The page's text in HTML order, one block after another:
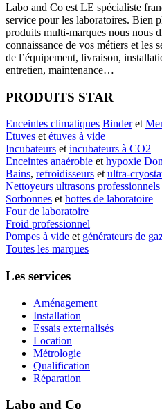
Labo and Co est LE spécialiste
service pour les laboratoires. Bien
produits multi-marques nous nous
connaissance de vos métiers et les
de l’équipement, livraison,
entretien, maintenance…
PRODUITS STAR
Enceintes climatiques Binderet
Etuves et étuves à vide
Incubateurs et incubateurs à CO2
Enceintes anaérobie et hypoxie
Bains, refroidisseurs et ultra-
Nettoyeurs ultrasons professionnels
Sorbonnes et hottes de laboratoire
Four de laboratoire
Froid professionnel
Pompes à vide et générateurs de
Toutes les marques
Les services
Aménagement
Installation
Essais externalisés
Location
Métrologie
Qualification
Réparation
Labo and Co